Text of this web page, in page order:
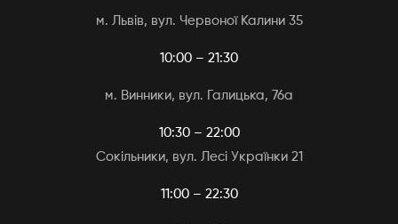
м. Львів, вул. Червоної Калини 35
10:00 – 21:30
м. Винники, вул. Галицька, 76а
10:30 – 22:00
Сокільники, вул. Лесі Українки 21
11:00 – 22:30